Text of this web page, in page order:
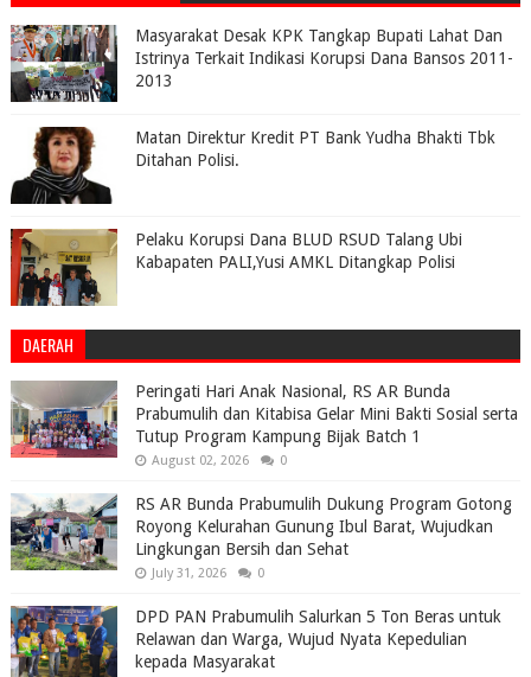
Masyarakat Desak KPK Tangkap Bupati Lahat Dan
Istrinya Terkait Indikasi Korupsi Dana Bansos 2011-
2013
Matan Direktur Kredit PT Bank Yudha Bhakti Tbk
Ditahan Polisi.
Pelaku Korupsi Dana BLUD RSUD Talang Ubi
Kabapaten PALI,Yusi AMKL Ditangkap Polisi
DAERAH
Peringati Hari Anak Nasional, RS AR Bunda
Prabumulih dan Kitabisa Gelar Mini Bakti Sosial serta
Tutup Program Kampung Bijak Batch 1
August 02, 2026 0
RS AR Bunda Prabumulih Dukung Program Gotong
Royong Kelurahan Gunung Ibul Barat, Wujudkan
Lingkungan Bersih dan Sehat
July 31, 2026 0
DPD PAN Prabumulih Salurkan 5 Ton Beras untuk
Relawan dan Warga, Wujud Nyata Kepedulian
kepada Masyarakat